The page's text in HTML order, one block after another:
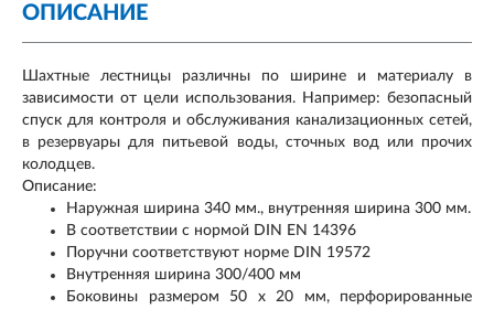
ОПИСАНИЕ
Шахтные лестницы различны по ширине и материалу в
зависимости от цели использования. Например: безопасный
спуск для контроля и обслуживания канализационных сетей,
в резервуары для питьевой воды, сточных вод или прочих
колодцев.
Описание:
Наружная ширина 340 мм., внутренняя ширина 300 мм.
В соответствии с нормой DIN EN 14396
Поручни соответствуют норме DIN 19572
Внутренняя ширина 300/400 мм
Боковины размером 50 х 20 мм, перфорированные